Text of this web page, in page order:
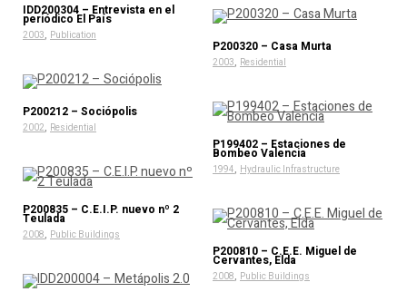
IDD200304 – Entrevista en el
periódico El País
2003, Publication
P200320 – Casa Murta
2003, Residential
P200212 – Sociópolis
2002, Residential
P199402 – Estaciones de
Bombeo Valencia
1994, Hydraulic Infrastructure
P200835 – C.E.I.P. nuevo nº 2
Teulada
2008, Public Buildings
P200810 – C.E.E. Miguel de
Cervantes, Elda
2008, Public Buildings